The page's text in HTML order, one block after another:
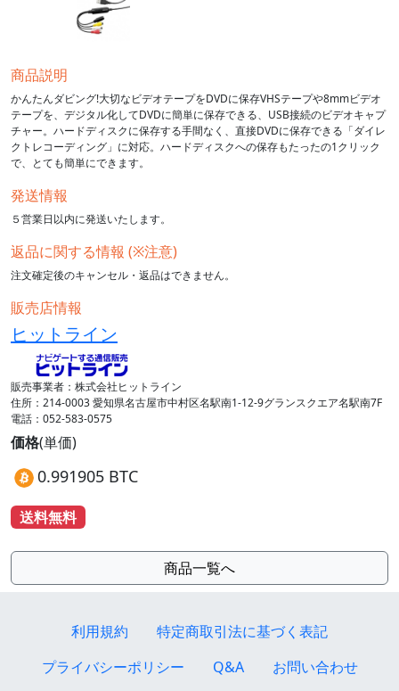
商品説明
かんたんダビング!大切なビデオテープをDVDに保存VHSテープや8mmビデオ
テープを、デジタル化してDVDに簡単に保存できる、USB接続のビデオキャプ
チャー。ハードディスクに保存する手間なく、直接DVDに保存できる「ダイレ
クトレコーディング」に対応。ハードディスクへの保存もたったの1クリック
で、とても簡単にできます。
発送情報
５営業日以内に発送いたします。
返品に関する情報 (※注意)
注文確定後のキャンセル・返品はできません。
販売店情報
ヒットライン
販売事業者：株式会社ヒットライン
住所：214-0003 愛知県名古屋市中村区名駅南1-12-9グランスクエア名駅南7F
電話：052-583-0575
価格(単価)
0.991905 BTC
送料無料
商品一覧へ
利用規約
特定商取引法に基づく表記
プライバシーポリシー
Q&A お問い合わせ